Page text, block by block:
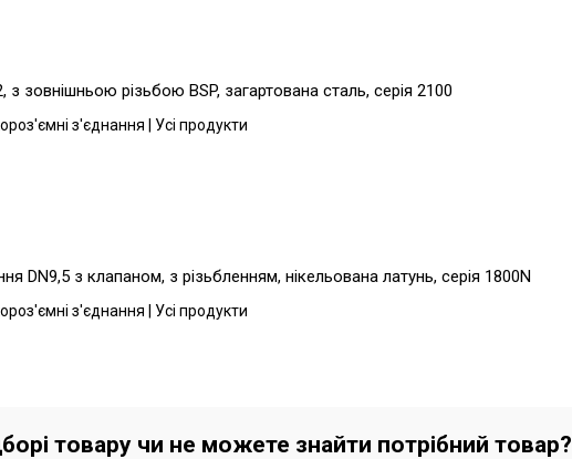
зовнішньою різьбою BSP, загартована сталь, серія 2100
з'єднання | Усі продукти
DN9,5 з клапаном, з різьбленням, нікельована латунь, серія 1800N
з'єднання | Усі продукти
товару чи не можете знайти потрібний товар?